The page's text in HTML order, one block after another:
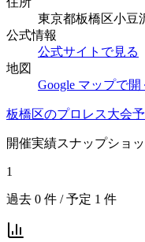
東京都板橋区小豆
公式情報
公式サイトで見る
地図
Google マップで開
板橋区のプロレス大会
開催実績スナップショッ
1
過去 0 件 / 予定 1 件